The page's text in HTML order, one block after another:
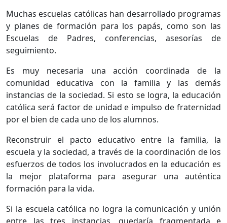
Muchas escuelas católicas han desarrollado programas
y planes de formación para los papás, como son las
Escuelas de Padres, conferencias, asesorías de
seguimiento.
Es muy necesaria una acción coordinada de la
comunidad educativa con la familia y las demás
instancias de la sociedad. Si esto se logra, la educación
católica será factor de unidad e impulso de fraternidad
por el bien de cada uno de los alumnos.
Reconstruir el pacto educativo entre la familia, la
escuela y la sociedad, a través de la coordinación de los
esfuerzos de todos los involucrados en la educación es
la mejor plataforma para asegurar una auténtica
formación para la vida.
Si la escuela católica no logra la comunicación y unión